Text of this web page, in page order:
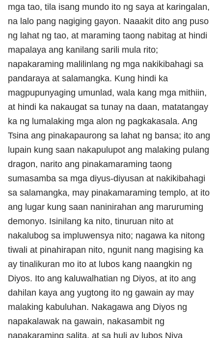
mga tao, tila isang mundo ito ng saya at karingalan,
na lalo pang nagiging gayon. Naaakit dito ang puso
ng lahat ng tao, at maraming taong nabitag at hindi
mapalaya ang kanilang sarili mula rito;
napakaraming malilinlang ng mga nakikibahagi sa
pandaraya at salamangka. Kung hindi ka
magpupunyaging umunlad, wala kang mga mithiin,
at hindi ka nakaugat sa tunay na daan, matatangay
ka ng lumalaking mga alon ng pagkakasala. Ang
Tsina ang pinakapaurong sa lahat ng bansa; ito ang
lupain kung saan nakapulupot ang malaking pulang
dragon, narito ang pinakamaraming taong
sumasamba sa mga diyus-diyusan at nakikibahagi
sa salamangka, may pinakamaraming templo, at ito
ang lugar kung saan naninirahan ang maruruming
demonyo. Isinilang ka nito, tinuruan nito at
nakalubog sa impluwensya nito; nagawa ka nitong
tiwali at pinahirapan nito, ngunit nang magising ka
ay tinalikuran mo ito at lubos kang naangkin ng
Diyos. Ito ang kaluwalhatian ng Diyos, at ito ang
dahilan kaya ang yugtong ito ng gawain ay may
malaking kabuluhan. Nakagawa ang Diyos ng
napakalawak na gawain, nakasambit ng
napakaraming salita, at sa huli ay lubos Niya